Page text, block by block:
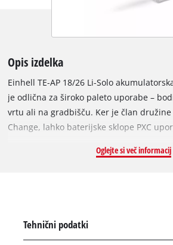
Opis izdelka
Einhell TE-AP 18/26 Li-Solo
je odlična za široko paleto uporabe –
vrtu ali na gradbišču. Ker je član družine
Change, lahko baterijske sklope PXC
brezžičnega delovanja. Zahvaljujoč
do 12 mm. Za hitrejše delo lahko žagin
Oglejte si več informacij
Tehnični podatki